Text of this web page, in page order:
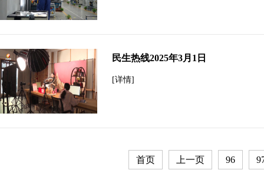
民生热线2025年3月1日
[详情]
首页 上一页 96